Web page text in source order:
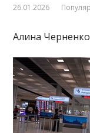
26.01.2026
Алина Черненко